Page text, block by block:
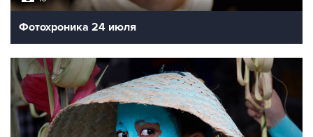
Фотохроника 24 июля